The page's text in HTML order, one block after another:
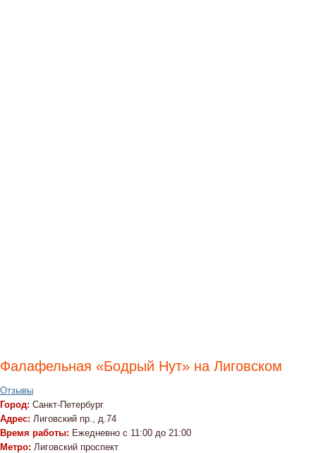
Фалафельная «Бодрый Нут» на Лиговском
Отзывы
Город: Санкт-Петербург
Адрес: Лиговский пр., д.74
Время работы: Ежедневно с 11:00 до 21:00
Метро: Лиговский проспект